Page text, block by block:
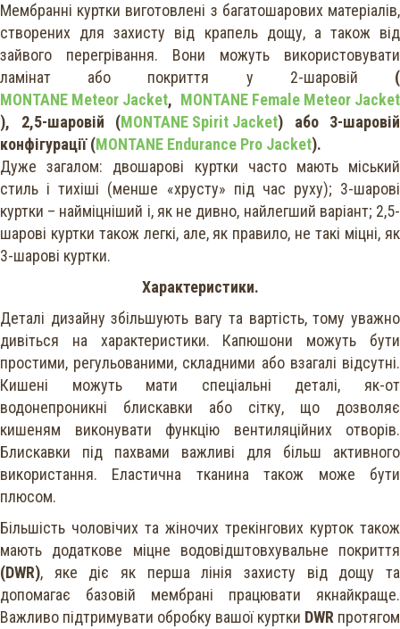
Мембранні куртки виготовлені з багатошарових матеріалів,
створених для захисту від крапель дощу, а також від
зайвого перегрівання. Вони можуть використовувати
ламінат або покриття у 2-шаровій (
MONTANE Meteor Jacket, MONTANE Female Meteor Jacket
), 2,5-шаровій (MONTANE Spirit Jacket) або 3-шаровій
конфігурації (MONTANE Endurance Pro Jacket).
Дуже загалом: двошарові куртки часто мають міський
стиль і тихіші (менше «хрусту» під час руху); 3-шарові
куртки – найміцніший і, як не дивно, найлегший варіант; 2,5-
шарові куртки також легкі, але, як правило, не такі міцні, як
3-шарові куртки.
Характеристики.
Деталі дизайну збільшують вагу та вартість, тому уважно
дивіться на характеристики. Капюшони можуть бути
простими, регульованими, складними або взагалі відсутні.
Кишені можуть мати спеціальні деталі, як-от
водонепроникні блискавки або сітку, що дозволяє
кишеням виконувати функцію вентиляційних отворів.
Блискавки під пахвами важливі для більш активного
використання. Еластична тканина також може бути
плюсом.
Більшість чоловічих та жіночих трекінгових курток також
мають додаткове міцне водовідштовхувальне покриття
(DWR), яке діє як перша лінія захисту від дощу та
допомагає базовій мембрані працювати якнайкраще.
Важливо підтримувати обробку вашої куртки DWR протягом